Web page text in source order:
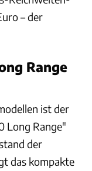
– der
Range
ist der
Long Range"
der
das kompakte